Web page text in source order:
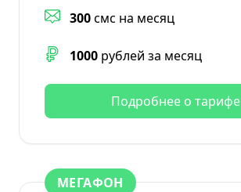
300смс на месяц
1000 рублей за месяц
Подробнее о тарифе
МЕГАФОН